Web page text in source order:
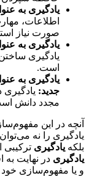
یادگیری به
اطلاعات،
صورت نیاز
یادگیری به
یادگیری ساختن
است.
یادگیری به
جدید:
مجدد دانش
آنچه در این
یادگیری را نه
بلکه یادگیری ترکیبی
یادگیری در نهایت
و یا مفهوم‌سازی خود